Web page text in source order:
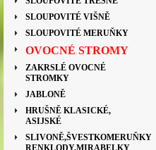
SLOUPOVITÉ VIŠNĚ
SLOUPOVITÉ MERUŇKY
OVOCNÉ STROMY
ZAKRSLÉ OVOCNÉ
STROMKY
JABLONĚ
HRUŠNĚ KLASICKÉ,
ASIJSKÉ
SLIVONĚ,ŠVESTKOMERUŇKY
RENKLODY,MIRABELKY